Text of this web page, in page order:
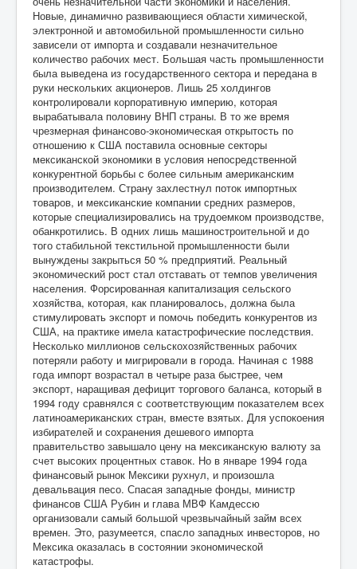
Новые, динамично развивающиеся области химической,
электронной и автомобильной промышленности сильно
зависели от импорта и создавали незначительное
количество рабочих мест. Большая часть промышленности
была выведена из государственного сектора и передана в
руки нескольких акционеров. Лишь 25 холдингов
контролировали корпоративную империю, которая
вырабатывала половину ВНП страны. В то же время
чрезмерная финансово-экономическая открытость по
отношению к США поставила основные секторы
мексиканской экономики в условия непосредственной
конкурентной борьбы с более сильным американским
производителем. Страну захлестнул поток импортных
товаров, и мексиканские компании средних размеров,
которые специализировались на трудоемком производстве,
обанкротились. В одних лишь машиностроительной и до
того стабильной текстильной промышленности были
вынуждены закрыться 50 % предприятий. Реальный
экономический рост стал отставать от темпов увеличения
населения. Форсированная капитализация сельского
хозяйства, которая, как планировалось, должна была
стимулировать экспорт и помочь победить конкурентов из
США, на практике имела катастрофические последствия.
Несколько миллионов сельскохозяйственных рабочих
потеряли работу и мигрировали в города. Начиная с 1988
года импорт возрастал в четыре раза быстрее, чем
экспорт, наращивая дефицит торгового баланса, который в
1994 году сравнялся с соответствующим показателем всех
латиноамериканских стран, вместе взятых. Для успокоения
избирателей и сохранения дешевого импорта
правительство завышало цену на мексиканскую валюту за
счет высоких процентных ставок. Но в январе 1994 года
финансовый рынок Мексики рухнул, и произошла
девальвация песо. Спасая западные фонды, министр
финансов США Рубин и глава МВФ Камдессю
организовали самый большой чрезвычайный займ всех
времен. Это, разумеется, спасло западных инвесторов, но
Мексика оказалась в состоянии экономической
катастрофы.